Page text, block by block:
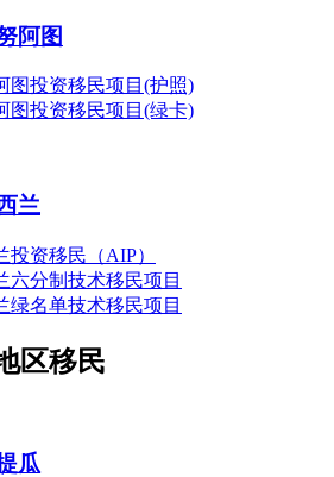
阿图
图投资移民项目(护照)
图投资移民项目(绿卡)
兰
投资移民（AIP）
六分制技术移民项目
绿名单技术移民项目
区移民
瓜